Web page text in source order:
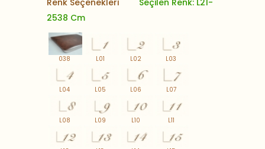
Renk Seçenekleri
Seçilen Renk: L21-
2538 Cm
038 L01 L02 L03
L04 L05 L06 L07
L08 L09 L10 L11